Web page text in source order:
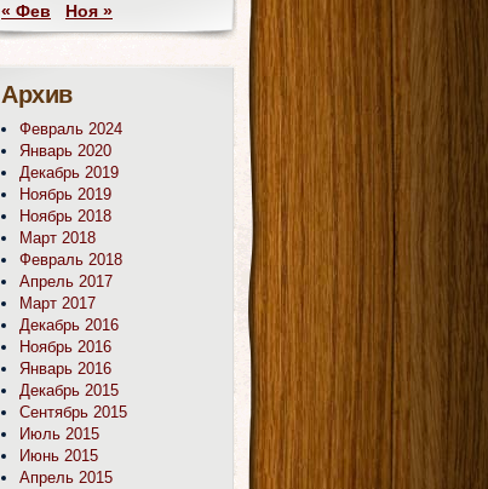
« Фев
Ноя »
Архив
Февраль 2024
Январь 2020
Декабрь 2019
Ноябрь 2019
Ноябрь 2018
Март 2018
Февраль 2018
Апрель 2017
Март 2017
Декабрь 2016
Ноябрь 2016
Январь 2016
Декабрь 2015
Сентябрь 2015
Июль 2015
Июнь 2015
Апрель 2015